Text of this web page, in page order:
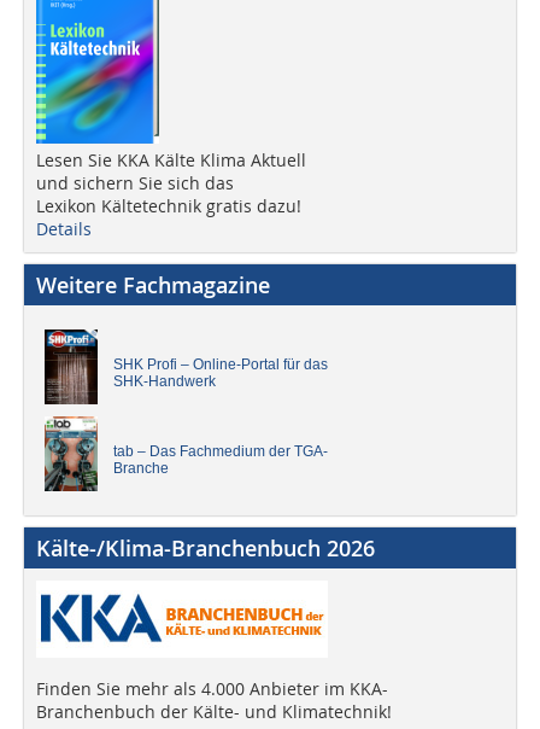
Lesen Sie KKA Kälte Klima Aktuell
und sichern Sie sich das
Lexikon Kältetechnik gratis dazu!
Details
Weitere Fachmagazine
SHK Profi – Online-Portal für das
SHK-Handwerk
tab – Das Fachmedium der TGA-
Branche
Kälte-/Klima-Branchenbuch 2026
Finden Sie mehr als 4.000 Anbieter im KKA-
Branchenbuch der Kälte- und Klimatechnik!